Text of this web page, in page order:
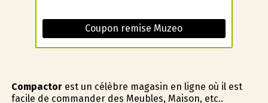
Coupon remise Muzeo
Compactorest un célèbre magasin en ligne où il est
facile de commander des Meubles, Maison, etc..